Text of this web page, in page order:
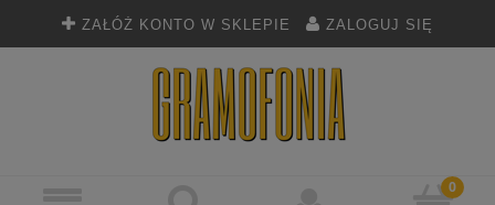
ZAŁÓŻ KONTO W SKLEPIE ZALOGUJ SIĘ